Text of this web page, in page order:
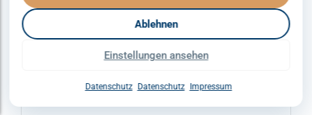
Ablehnen
Einstellungen ansehen
Datenschutz Datenschutz Impressum
ERFURT DISCOFOX SPEZIALKURSE
Discofox – dienstags um 21:30